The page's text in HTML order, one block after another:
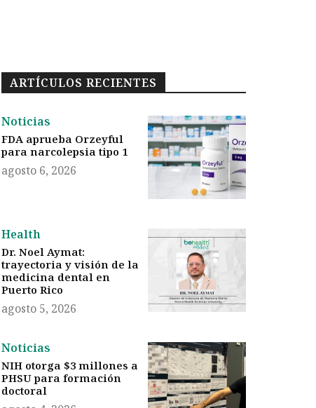
ARTÍCULOS RECIENTES
Noticias
FDA aprueba Orzeyful
para narcolepsia tipo 1
agosto 6, 2026
Health
Dr. Noel Aymat:
trayectoria y visión de la
medicina dental en
Puerto Rico
agosto 5, 2026
Noticias
NIH otorga $3 millones a
PHSU para formación
doctoral